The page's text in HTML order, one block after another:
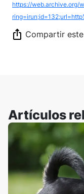
https://web.archive.org/
Compartir
Artículos